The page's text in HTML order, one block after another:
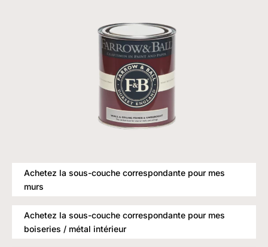
Achetez la sous-couche correspondante pour mes
murs
Achetez la sous-couche correspondante pour mes
boiseries / métal intérieur